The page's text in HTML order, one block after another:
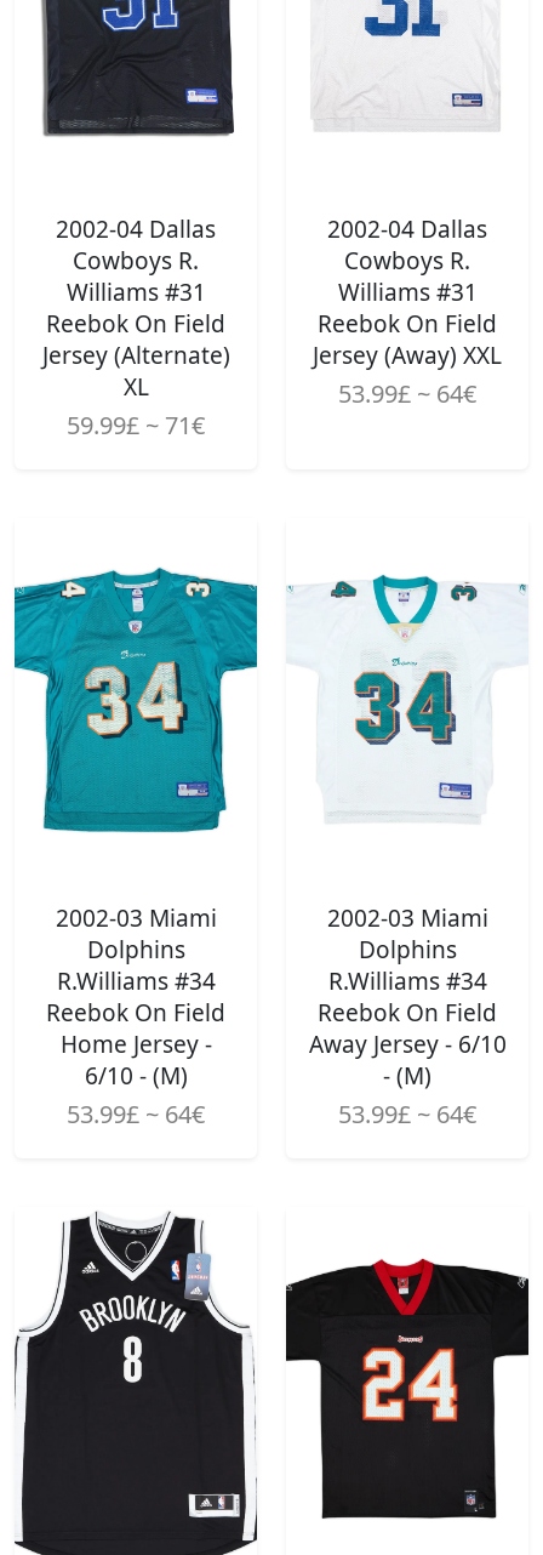
2002-04 Dallas
Cowboys R.
Williams #31
Reebok On Field
Jersey (Alternate)
XL
59.99£ ~ 71€
2002-04 Dallas
Cowboys R.
Williams #31
Reebok On Field
Jersey (Away) XXL
53.99£ ~ 64€
2002-03 Miami
Dolphins
R.Williams #34
Reebok On Field
Home Jersey -
6/10 - (M)
53.99£ ~ 64€
2002-03 Miami
Dolphins
R.Williams #34
Reebok On Field
Away Jersey - 6/10
- (M)
53.99£ ~ 64€